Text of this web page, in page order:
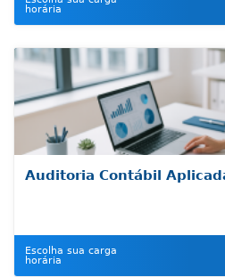
horária
Auditoria Contábil
Escolha sua carga
horária